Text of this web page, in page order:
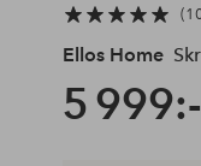
Ellos Home
5 999:-